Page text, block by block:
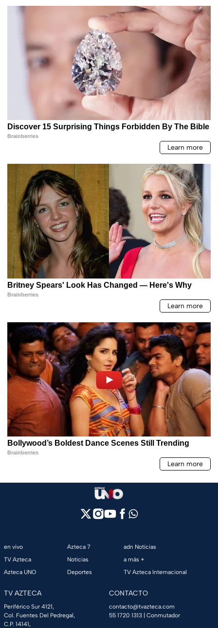
en vivo
TV Azteca
Azteca UNO
Azteca 7
Noticias
Deportes
adn Noticias
a más +
TV Azteca Internacional
TV AZTECA
Periférico Sur 4121,
Col. Fuentes Del Pedregal,
C.P. 14141,
CONTACTO
contacto@tvazteca.com
55 1720 1313 | Conmutador